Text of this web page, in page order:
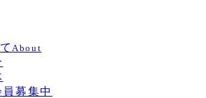
About
募集中